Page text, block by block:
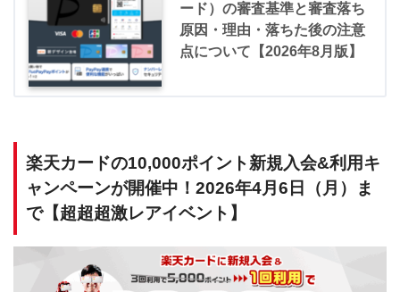
ード）の審査基準と審査落ち
原因・理由・落ちた後の注意
点について【2026年8月版】
楽天カードの10,000ポイント新規入会&利用キ
ャンペーンが開催中！2026年4月6日（月）ま
で【超超超激レアイベント】